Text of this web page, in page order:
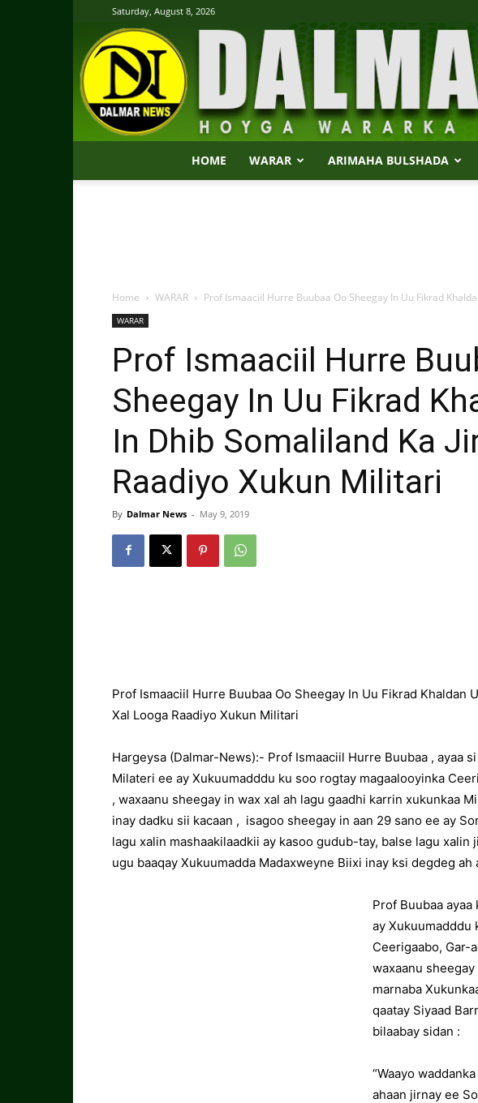
Saturday, August 8, 2026
HOME WARAR ARIMAHA BULSHADA
Home WARAR Prof Ismaaciil Hurre Buubaa Oo Sheegay In Uu Fikrad
WARAR
Prof Ismaaciil Hurre
Sheegay In Uu Fikrad
In Dhib Somaliland Ka
Raadiyo Xukun Militari
By Dalmar News - May 9, 2019
Prof Ismaaciil Hurre Buubaa Oo Sheegay In Uu Fikrad Khaldan
Xal Looga Raadiyo Xukun Militari
Hargeysa (Dalmar-News):- Prof Ismaaciil Hurre Buubaa , ayaa
Milateri ee ay Xukuumadddu ku soo rogtay magaalooyinka
, waxaanu sheegay in wax xal ah lagu gaadhi karrin xukunkaa
inay dadku sii kacaan , isagoo sheegay in aan 29 sano ee ay
lagu xalin mashaakilaadkii ay kasoo gudub-tay, balse lagu xalin
ugu baaqay Xukuumadda Madaxweyne Biixi inay ksi degdeg ah
Prof Buubaa
ay Xukuumadddu
Ceerigaabo, Gar-
waxaanu
marnaba
qaatay Siyaad
bilaabay sidan :
“Waayo
ahaan jirnay ee